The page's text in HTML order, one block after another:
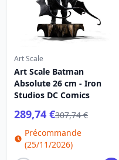
Art Scale
Art Scale Batman
Absolute 26 cm - Iron
Studios DC Comics
289,74 €307,74 €
Précommande
(25/11/2026)